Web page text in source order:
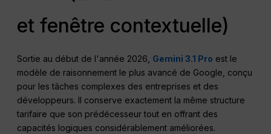
et fenêtre contextuelle)
Sortie au début de l'année 2026, Gemini 3.1 Pro est le
modèle de raisonnement le plus avancé de Google, conçu
pour les tâches complexes des entreprises et des
développeurs. Il conserve exactement la même structure
tarifaire que son prédécesseur tout en offrant des
capacités logiques considérablement améliorées.